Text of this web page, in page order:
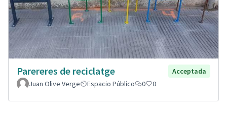
Parereres de reciclatge
Acceptada
Juan Olive Verge
Espacio Público 0 0